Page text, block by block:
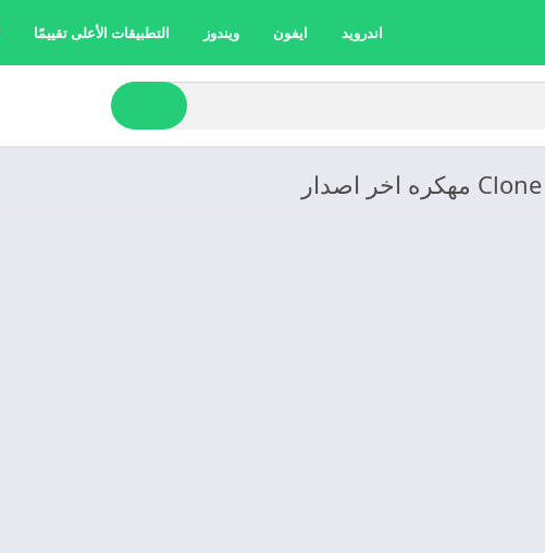
اندرويد ايفون ويندوز التطبيقات الأعلى تقييمًا